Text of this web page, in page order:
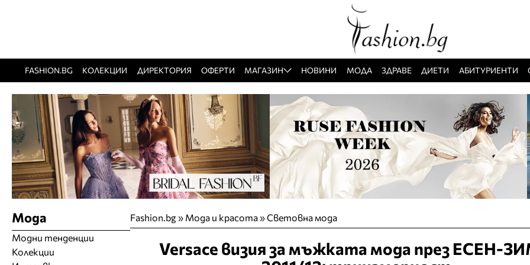
FASHION.BG КОЛЕКЦИИ ДИРЕКТОРИЯ ОФЕРТИ МАГАЗИН НОВИНИ МОДА ЗДРАВЕ ДИЕТИ АБИТУРИЕНТИ
Fashion.bg» Мода и красота»Световна мода
Versace визия за мъжката мода през ЕСЕН-
Мода
Модни тенденции
Колекции